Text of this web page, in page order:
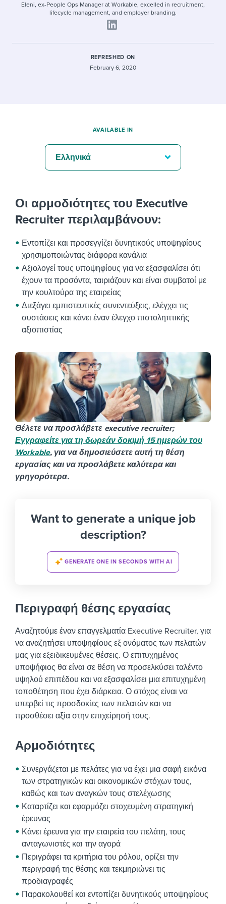
Eleni, ex-People Ops Manager at Workable, excelled in recruitment,
lifecycle management, and employer branding.
REFRESHED ON
February 6, 2020
Οι αρμοδιότητες του Executive
Recruiter περιλαμβάνουν:
Εντοπίζει και προσεγγίζει δυνητικούς υποψηφίους
χρησιμοποιώντας διάφορα κανάλια
Αξιολογεί τους υποψηφίους για να εξασφαλίσει ότι
έχουν τα προσόντα, ταιριάζουν και είναι συμβατοί με
την κουλτούρα της εταιρείας
Διεξάγει εμπιστευτικές συνεντεύξεις, ελέγχει τις
συστάσεις και κάνει έναν έλεγχο πιστοληπτικής
αξιοπιστίας
Θέλετε να προσλάβετε executive recruiter;
Εγγραφείτε για τη δωρεάν δοκιμή 15 ημερών του
Workable, για να δημοσιεύσετε αυτή τη θέση
εργασίας και να προσλάβετε καλύτερα και
γρηγορότερα.
Want to generate a unique job
description?
GENERATE ONE IN SECONDS WITH AI
Περιγραφή θέσης εργασίας
Αναζητούμε έναν επαγγελματία Executive Recruiter, για
να αναζητήσει υποψηφίους εξ ονόματος των πελατών
μας για εξειδικευμένες θέσεις. Ο επιτυχημένος
υποψήφιος θα είναι σε θέση να προσελκύσει ταλέντο
υψηλού επιπέδου και να εξασφαλίσει μια επιτυχημένη
τοποθέτηση που έχει διάρκεια. Ο στόχος είναι να
υπερβεί τις προσδοκίες των πελατών και να
προσθέσει αξία στην επιχείρησή τους.
Αρμοδιότητες
Συνεργάζεται με πελάτες για να έχει μια σαφή εικόνα
των στρατηγικών και οικονομικών στόχων τους,
καθώς και των αναγκών τους στελέχωσης
Καταρτίζει και εφαρμόζει στοχευμένη στρατηγική
έρευνας
Κάνει έρευνα για την εταιρεία του πελάτη, τους
ανταγωνιστές και την αγορά
Περιγράφει τα κριτήρια του ρόλου, ορίζει την
περιγραφή της θέσης και τεκμηριώνει τις
προδιαγραφές
Παρακολουθεί και εντοπίζει δυνητικούς υποψηφίους
AVAILABLE IN
Ελληνικά